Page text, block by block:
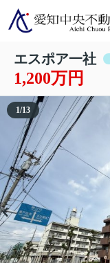
エスポア一社
1,200万円
1/13